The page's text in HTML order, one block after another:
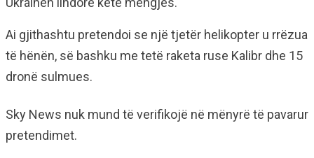
Ai gjithashtu pretendoi se një tjetër helikopter u rrëzua
të hënën, së bashku me tetë raketa ruse Kalibr dhe 15
dronë sulmues.
Sky News nuk mund të verifikojë në mënyrë të pavarur
pretendimet.